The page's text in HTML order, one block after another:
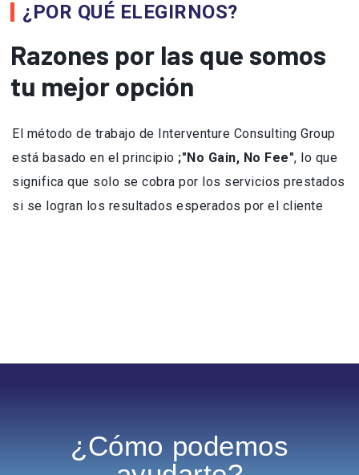
¿POR QUÉ ELEGIRNOS?
Razones por las que somos
tu mejor opción
El método de trabajo de Interventure Consulting Group
está basado en el principio ;"No Gain, No Fee", lo que
significa que solo se cobra por los servicios prestados
si se logran los resultados esperados por el cliente
¿Cómo podemos